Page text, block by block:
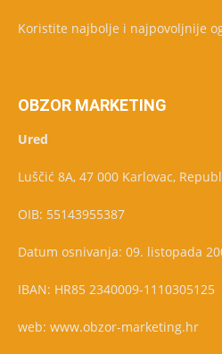
Koristite najbolje i najpovoljnije
OBZOR MARKETING
Ured
Luščić 8A, 47 000 Karlovac,
OIB: 55143955387
Datum osnivanja: 09. listopada
IBAN: HR85 2340009-1110305125
web: www.obzor-marketing.hr